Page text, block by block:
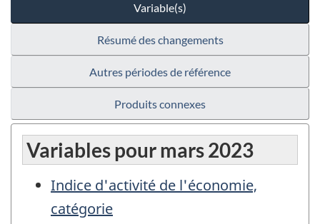
Variable(s)
Résumé des changements
Autres périodes de référence
Produits connexes
Variables pour mars 2023
Indice d'activité de l'économie,
catégorie